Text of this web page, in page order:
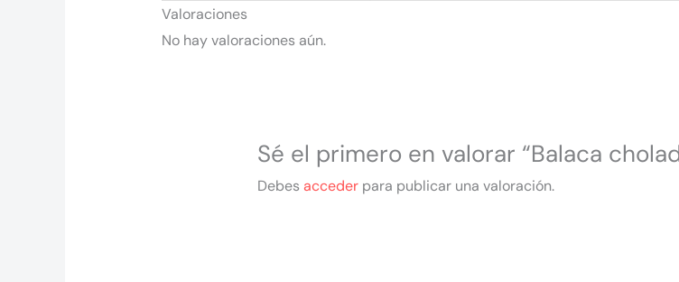
Valoraciones
No hay valoraciones aún.
Sé el primero en valorar “Balaca
Debesacceder para publicar una valoración.